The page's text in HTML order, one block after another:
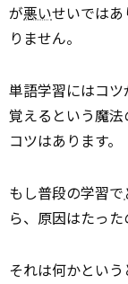
が悪いせいでは
りません。
単語学習にはコ
覚えるという魔
コツはあります。
もし普段の学習で
ら、原因はたった
それは何かという